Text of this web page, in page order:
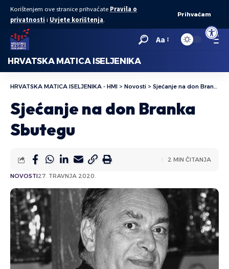
Open
Korištenjem ove stranice prihvaćate Pravila o
privatnosti i Uvjete korištenja.
Prihvaćam
Aa
HRVATSKA MATICA ISELJENIKA
HRVATSKA MATICA ISELJENIKA - HMI > Novosti > Sjećanje na don Branka Sbutegu
Sjećanje na don Branka
Sbutegu
NOVOSTI27. TRAVNJA 2020.
2 MIN ČITANJA